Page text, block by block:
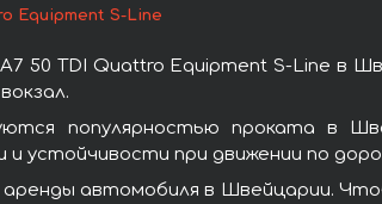
Equipment S-Line
50 TDI Quattro Equipment S-Line в
популярностью проката в
устойчивости при движении по
автомобиля в Швейцарии.